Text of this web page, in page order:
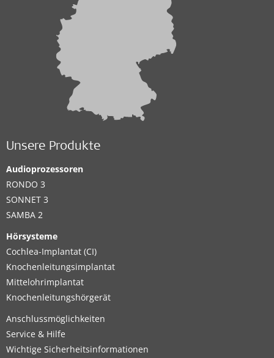
Unsere Produkte
Audioprozessoren
RONDO 3
SONNET 3
SAMBA 2
Hörsysteme
Cochlea-Implantat (CI)
Knochenleitungsimplantat
Mittelohrimplantat
Knochenleitungshörgerät
Anschlussmöglichkeiten
Service & Hilfe
Wichtige Sicherheitsinformationen